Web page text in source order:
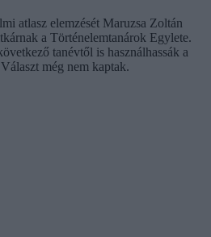
atlasz elemzését Maruzsa Zoltán
a Történelemtanárok Egylete.
tanévtől is használhassák a
még nem kaptak.